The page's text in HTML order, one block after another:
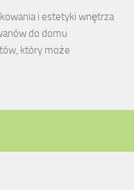
i estetyki wnętrza
do domu
który może